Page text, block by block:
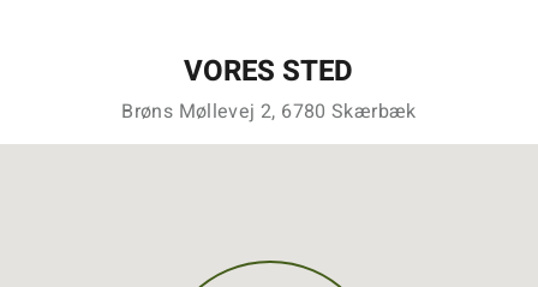
VORES STED
Brøns Møllevej 2, 6780 Skærbæk